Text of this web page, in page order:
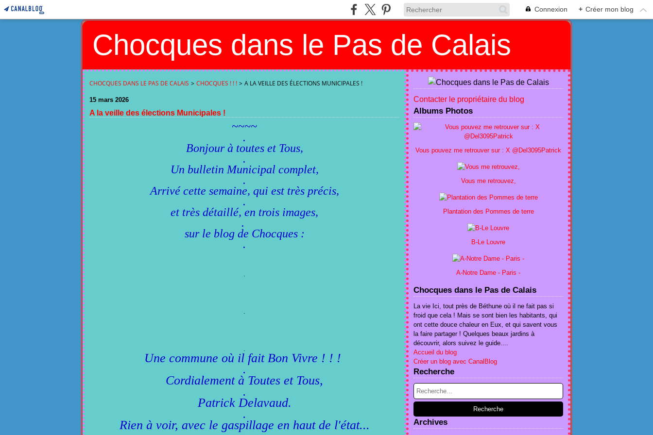
Connexion + Créer mon blog
Chocques dans le Pas de Calais
CHOCQUES DANS LE PAS DE CALAIS > CHOCQUES ! ! ! > A LA VEILLE DES ÉLECTIONS MUNICIPALES !
15 mars 2026
A la veille des élections Municipales !
~~~~
.
Bonjour à toutes et Tous,
.
Un bulletin Municipal complet,
.
Arrivé cette semaine, qui est très précis,
.
et très détaillé, en trois images,
.
sur le blog de Chocques :
.
.
.
.
Une commune où il fait Bon Vivre ! ! !
.
Cordialement à Toutes et Tous,
.
Patrick Delavaud.
.
Rien à voir, avec le gaspillage en haut de l'état...
Contacter le propriétaire du blog
Albums Photos
Vous pouvez me retrouver sur : X @Del3095Patrick
Vous me retrouvez,
Plantation des Pommes de terre
B-Le Louvre
A-Notre Dame - Paris -
Chocques dans le Pas de Calais
La vie Ici, tout près de Béthune où il ne fait pas si
froid que cela ! Mais se sont bien les habitants, qui
ont cette douce chaleur en Eux, et qui savent vous
la faire partager ! Quelques beaux jardins à
découvrir, alors suivez le guide....
Accueil du blog
Créer un blog avec CanalBlog
Recherche
Archives